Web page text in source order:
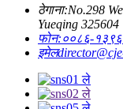
ठेगाना:No.298
Yueqing 325604
फोन:००८६-
इमेल